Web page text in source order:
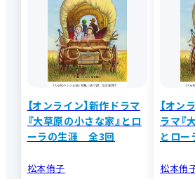
キーワードで
新講座
登録料
お出かけ
女性
男性に人気
初
おすすめ
季節
体験講座
オン
検索
【オンライン】新作ドラマ
『大草原の小さな家』とロ
ーラの生涯 全3回
松本侑子
【オン
ラマ『
とロー
松本侑